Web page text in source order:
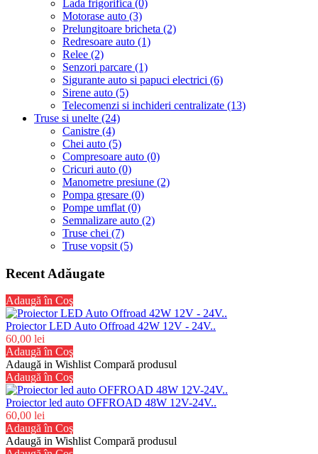
Lada frigorifica (0)
Motorase auto (3)
Prelungitoare bricheta (2)
Redresoare auto (1)
Relee (2)
Senzori parcare (1)
Sigurante auto si papuci electrici (6)
Sirene auto (5)
Telecomenzi si inchideri centralizate (13)
Truse si unelte (24)
Canistre (4)
Chei auto (5)
Compresoare auto (0)
Cricuri auto (0)
Manometre presiune (2)
Pompa gresare (0)
Pompe umflat (0)
Semnalizare auto (2)
Truse chei (7)
Truse vopsit (5)
Recent Adăugate
Adaugă în Coş
Proiector LED Auto Offroad 42W 12V - 24V..
60,00 lei
Adaugă în Coş
Adaugă in Wishlist Compară produsul
Adaugă în Coş
Proiector led auto OFFROAD 48W 12V-24V..
60,00 lei
Adaugă în Coş
Adaugă in Wishlist Compară produsul